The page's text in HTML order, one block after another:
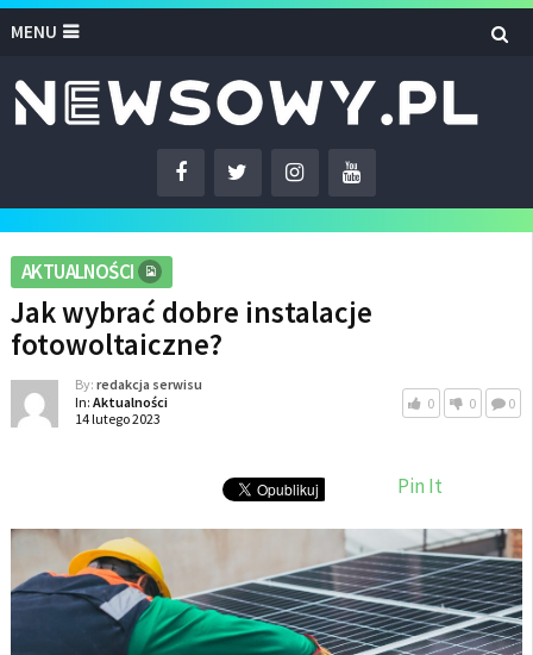
MENU
AKTUALNOŚCI
Jak wybrać dobre instalacje
fotowoltaiczne?
By: redakcja serwisu
In: Aktualności
14 lutego 2023
0 0 0
Pin It